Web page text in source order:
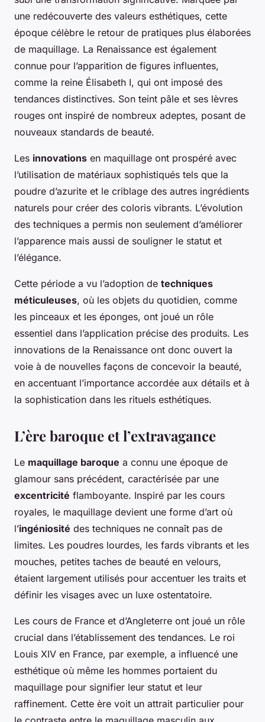
une redécouverte des valeurs esthétiques, cette
époque célèbre le retour de pratiques plus élaborées
de maquillage. La Renaissance est également
connue pour l’apparition de figures influentes,
comme la reine Élisabeth I, qui ont imposé des
tendances distinctives. Son teint pâle et ses lèvres
rouges ont inspiré de nombreux adeptes, posant de
nouveaux standards de beauté.
Les innovations en maquillage ont prospéré avec
l’utilisation de matériaux sophistiqués tels que la
poudre d’azurite et le criblage des autres ingrédients
naturels pour créer des coloris vibrants. L’évolution
des techniques a permis non seulement d’améliorer
l’apparence mais aussi de souligner le statut et
l’élégance.
Cette période a vu l’adoption de techniques
méticuleuses, où les objets du quotidien, comme
les pinceaux et les éponges, ont joué un rôle
essentiel dans l’application précise des produits. Les
innovations de la Renaissance ont donc ouvert la
voie à de nouvelles façons de concevoir la beauté,
en accentuant l’importance accordée aux détails et à
la sophistication dans les rituels esthétiques.
L’ère baroque et l’extravagance
Le maquillage baroque a connu une époque de
glamour sans précédent, caractérisée par une
excentricité flamboyante. Inspiré par les cours
royales, le maquillage devient une forme d’art où
l’ingéniosité des techniques ne connaît pas de
limites. Les poudres lourdes, les fards vibrants et les
mouches, petites taches de beauté en velours,
étaient largement utilisés pour accentuer les traits et
définir les visages avec un luxe ostentatoire.
Les cours de France et d’Angleterre ont joué un rôle
crucial dans l’établissement des tendances. Le roi
Louis XIV en France, par exemple, a influencé une
esthétique où même les hommes portaient du
maquillage pour signifier leur statut et leur
raffinement. Cette ère voit un attrait particulier pour